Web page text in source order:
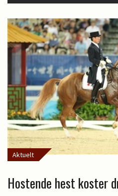
Aktuelt
Hostende hest koster